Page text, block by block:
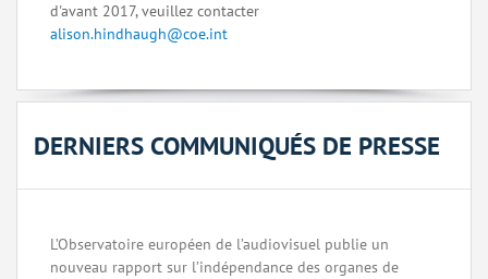
d'avant 2017, veuillez contacter
alison.hindhaugh@coe.int
DERNIERS COMMUNIQUÉS DE PRESSE
L’Observatoire européen de l’audiovisuel publie un
nouveau rapport sur l’indépendance des organes de